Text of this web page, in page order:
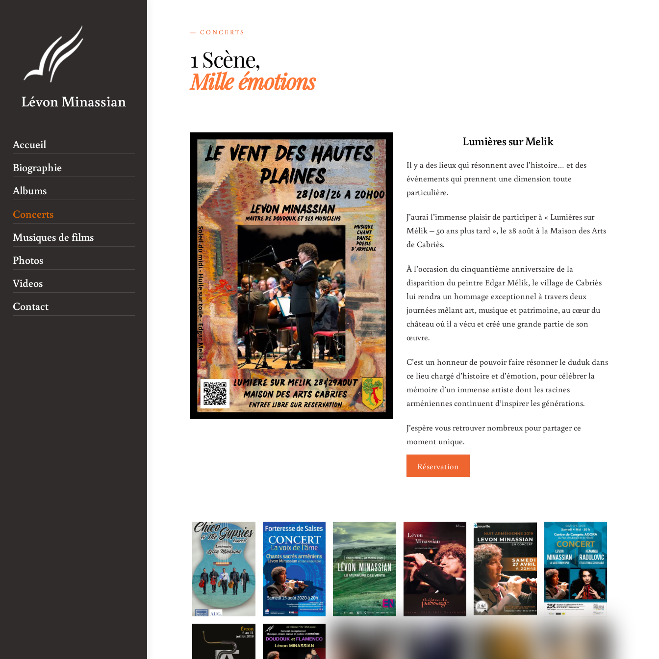
Lévon Minassian
Accueil
Biographie
Albums
Concerts
Musiques de films
Photos
Videos
Contact
— CONCERTS
1 Scène,
Mille émotions
Lumières sur Melik
Il y a des lieux qui résonnent avec l’histoire… et des
événements qui prennent une dimension toute
particulière.
J’aurai l’immense plaisir de participer à « Lumières sur
Mélik – 50 ans plus tard », le 28 août à la Maison des Arts
de Cabriès.
À l’occasion du cinquantième anniversaire de la
disparition du peintre Edgar Mélik, le village de Cabriès
lui rendra un hommage exceptionnel à travers deux
journées mêlant art, musique et patrimoine, au cœur du
château où il a vécu et créé une grande partie de son
œuvre.
C’est un honneur de pouvoir faire résonner le duduk dans
ce lieu chargé d’histoire et d’émotion, pour célébrer la
mémoire d’un immense artiste dont les racines
arméniennes continuent d’inspirer les générations.
J’espère vous retrouver nombreux pour partager ce
moment unique.
Réservation